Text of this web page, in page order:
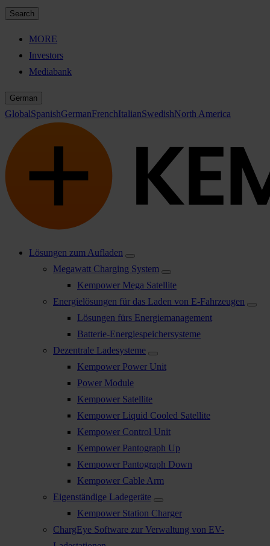
Search
MORE
Investors
Mediabank
German
GlobalSpanishGermanFrenchItalianSwedishNorth America
Lösungen zum Aufladen
Megawatt Charging System
Kempower Mega Satellite
Energielösungen für das Laden von E-Fahrzeugen
Lösungen fürs Energiemanagement
Batterie-Energiespeichersysteme
Dezentrale Ladesysteme
Kempower Power Unit
Power Module
Kempower Satellite
Kempower Liquid Cooled Satellite
Kempower Control Unit
Kempower Pantograph Up
Kempower Pantograph Down
Kempower Cable Arm
Eigenständige Ladegeräte
Kempower Station Charger
ChargEye Software zur Verwaltung von EV-